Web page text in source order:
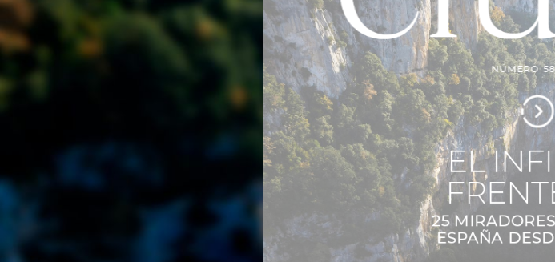
NÚMERO
EL
25 MIRADORES
ESPAÑA